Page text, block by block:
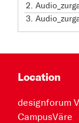
2.
3.
Location
designforum
CampusVäre